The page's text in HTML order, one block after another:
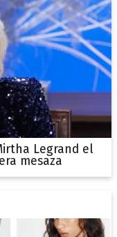
Legrand el
mesaza